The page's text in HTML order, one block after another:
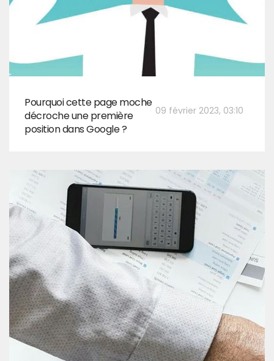
09 février 2023, 03:10
Pourquoi cette page moche
décroche une première
position dans Google ?